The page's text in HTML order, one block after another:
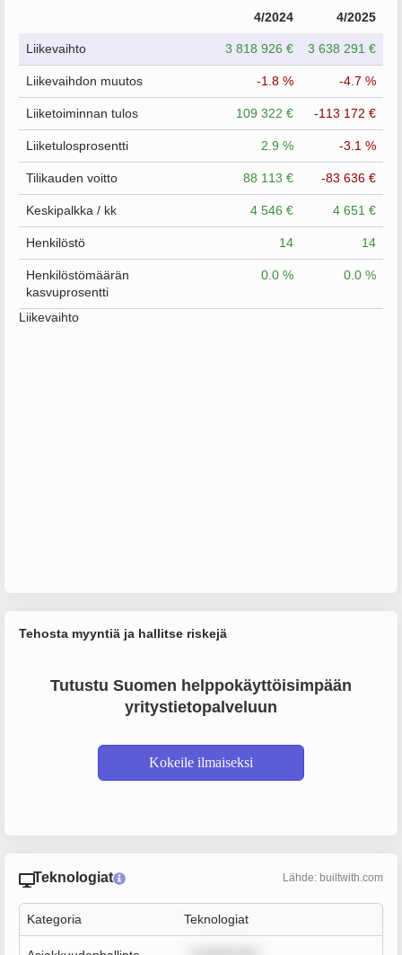
4/2024 4/2025
Liikevaihto 3 818 926 € 3 638 291 €
Liikevaihdon muutos -1.8 % -4.7 %
Liiketoiminnan tulos 109 322 € -113 172 €
Liiketulosprosentti 2.9 % -3.1 %
Tilikauden voitto 88 113 € -83 636 €
Keskipalkka / kk 4 546 € 4 651 €
Henkilöstö 14 14
Henkilöstömäärän
kasvuprosentti
0.0 % 0.0 %
Liikevaihto
Tehosta myyntiä ja hallitse riskejä
Tutustu Suomen helppokäyttöisimpään
yritystietopalveluun
Kokeile ilmaiseksi
Teknologiat Lähde: builtwith.com
Kategoria Teknologiat